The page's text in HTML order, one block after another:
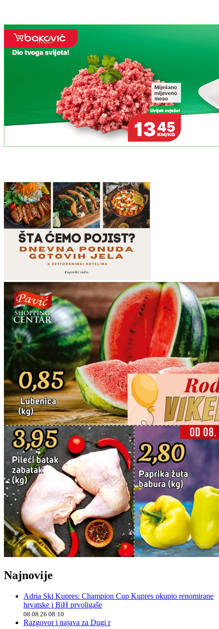
Najnovije
Adria Ski Kupres: Champion Cup Kupres okupio renomirane
hrvatske i BiH prvoligaše
08.08.26 08:10
Razgovor i najava za Dugi r